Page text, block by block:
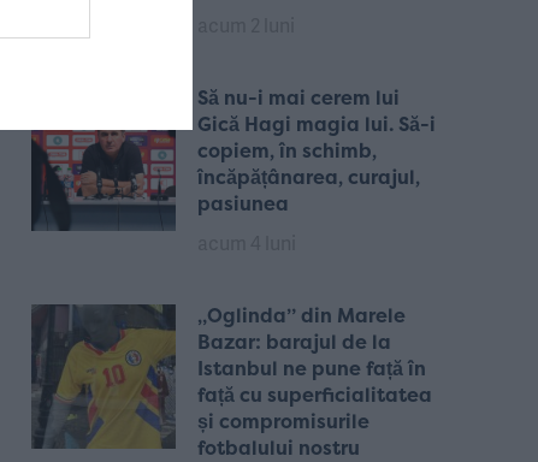
Să nu-i mai cerem lui
Gică Hagi magia lui. Să-i
copiem, în schimb,
încăpățânarea, curajul,
pasiunea
„Oglinda” din Marele
Bazar: barajul de la
Istanbul ne pune față în
față cu superficialitatea
și compromisurile
fotbalului nostru